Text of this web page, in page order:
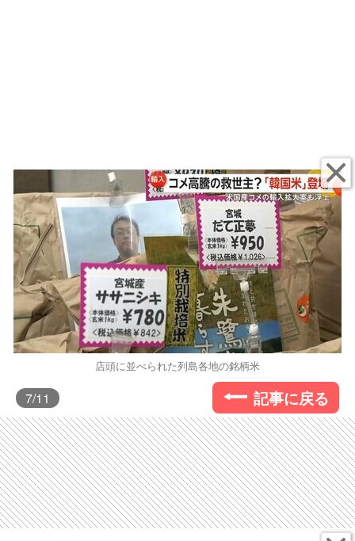
店頭に並べられた列島各地の銘柄米
7/11 記事に戻る